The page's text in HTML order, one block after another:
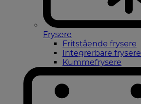
Frysere
Fritstående frysere
Integrerbare frysere
Kummefrysere